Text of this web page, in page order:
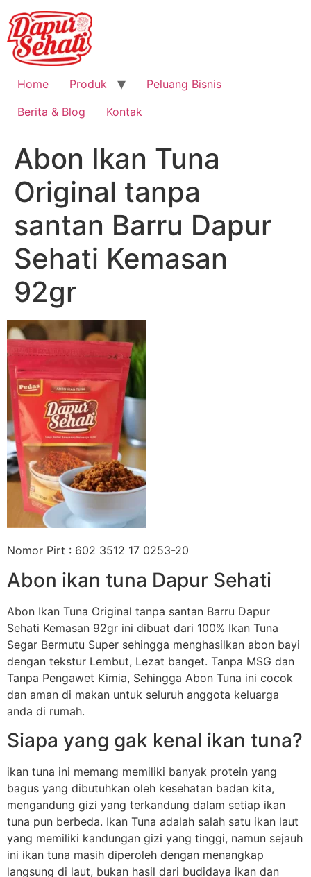
Home Produk
Peluang Bisnis
Berita & Blog
Kontak
Abon Ikan Tuna
Original tanpa
santan Barru Dapur
Sehati Kemasan
92gr
Nomor Pirt : 602 3512 17 0253-20
Abon ikan tuna Dapur Sehati
Abon Ikan Tuna Original tanpa santan Barru Dapur
Sehati Kemasan 92gr ini dibuat dari 100% Ikan Tuna
Segar Bermutu Super sehingga menghasilkan abon bayi
dengan tekstur Lembut, Lezat banget. Tanpa MSG dan
Tanpa Pengawet Kimia, Sehingga Abon Tuna ini cocok
dan aman di makan untuk seluruh anggota keluarga
anda di rumah.
Siapa yang gak kenal ikan tuna?
ikan tuna ini memang memiliki banyak protein yang
bagus yang dibutuhkan oleh kesehatan badan kita,
mengandung gizi yang terkandung dalam setiap ikan
tuna pun berbeda. Ikan Tuna adalah salah satu ikan laut
yang memiliki kandungan gizi yang tinggi, namun sejauh
ini ikan tuna masih diperoleh dengan menangkap
langsung di laut, bukan hasil dari budidaya ikan dan